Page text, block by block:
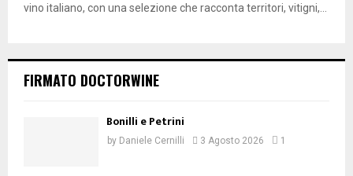
vino italiano, con una selezione che racconta territori, vitigni,...
FIRMATO DOCTORWINE
Bonilli e Petrini
by Daniele Cernilli 3 Agosto 2026 1